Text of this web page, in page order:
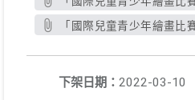
「國際兒童青少年繪畫比
下架日期： 2022-03-10